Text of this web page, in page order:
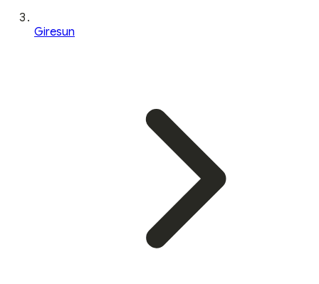
Giresun